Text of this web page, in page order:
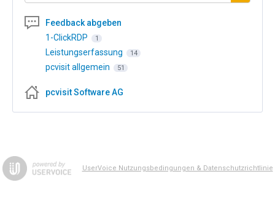
Feedback abgeben
1-ClickRDP
1
Leistungserfassung 14
pcvisit allgemein 51
pcvisit Software AG
UserVoice Nutzungsbedingungen & Datenschutzrichtlinie